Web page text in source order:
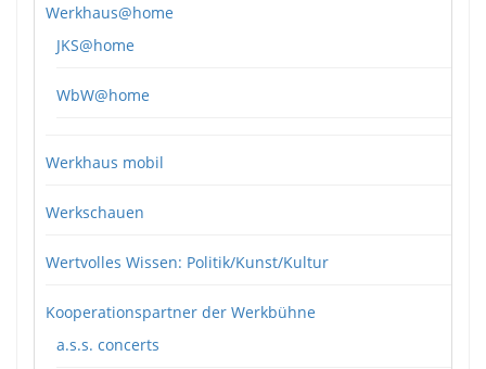
Werkhaus@home
JKS@home
WbW@home
Werkhaus mobil
Werkschauen
Wertvolles Wissen: Politik/Kunst/Kultur
Kooperationspartner der Werkbühne
a.s.s. concerts